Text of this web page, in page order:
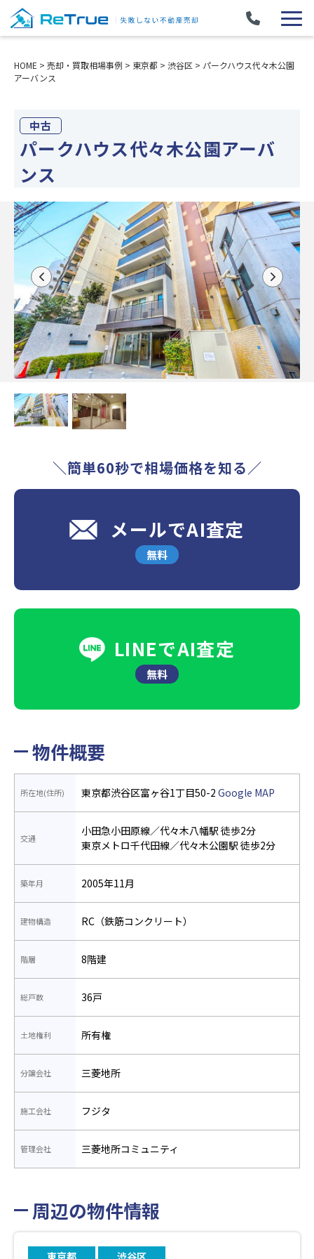
HOME > 売却・買取相場事例 > 東京都 > 渋谷区 > パークハウス代々木公園
アーバンス
中古
パークハウス代々木公園アーバ
ンス
＼簡単60秒で相場価格を知る／
メールでAI査定
無料
LINEでAI査定
無料
物件概要
所在地(住所) 東京都渋谷区富ヶ谷1丁目50-2 Google MAP
交通
小田急小田原線／代々木八幡駅 徒歩2分
東京メトロ千代田線／代々木公園駅 徒歩2分
築年月 2005年11月
建物構造 RC（鉄筋コンクリート）
階層 8階建
総戸数 36戸
土地権利 所有権
分譲会社 三菱地所
施工会社 フジタ
管理会社 三菱地所コミュニティ
周辺の物件情報
東京都 渋谷区